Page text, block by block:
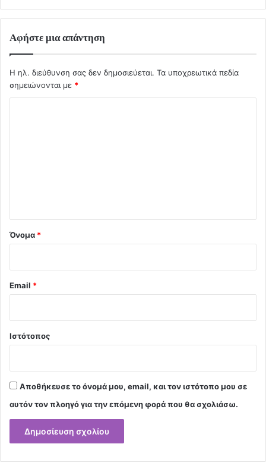
Αφήστε μια απάντηση
Η ηλ. διεύθυνση σας δεν δημοσιεύεται. Τα υποχρεωτικά πεδία
σημειώνονται με *
Όνομα *
Email *
Ιστότοπος
Αποθήκευσε το όνομά μου, email, και τον ιστότοπο μου σε
αυτόν τον πλοηγό για την επόμενη φορά που θα σχολιάσω.